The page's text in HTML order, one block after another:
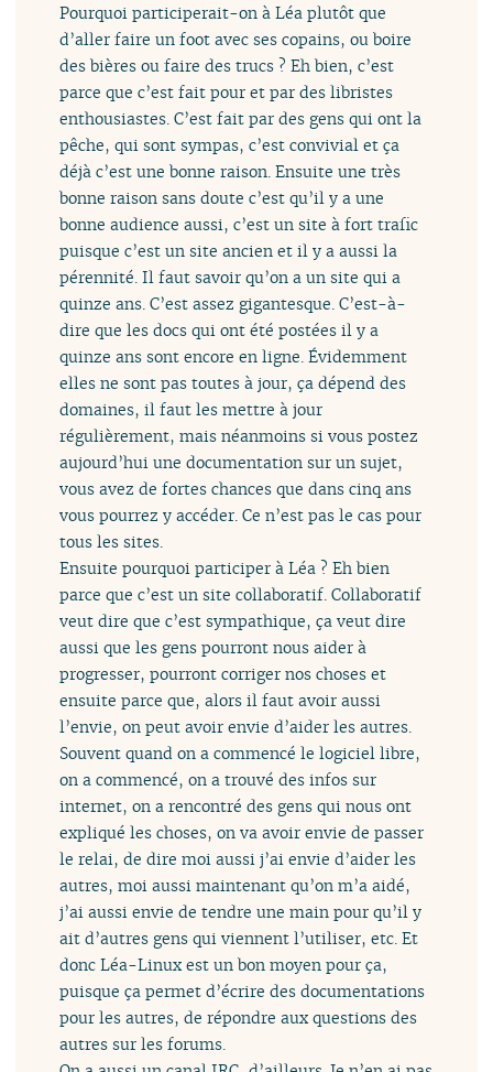
Pourquoi participerait-on à Léa plutôt que
d’aller faire un foot avec ses copains, ou boire
des bières ou faire des trucs ? Eh bien, c’est
parce que c’est fait pour et par des libristes
enthousiastes. C’est fait par des gens qui ont la
pêche, qui sont sympas, c’est convivial et ça
déjà c’est une bonne raison. Ensuite une très
bonne raison sans doute c’est qu’il y a une
bonne audience aussi, c’est un site à fort trafic
puisque c’est un site ancien et il y a aussi la
pérennité. Il faut savoir qu’on a un site qui a
quinze ans. C’est assez gigantesque. C’est-à-
dire que les docs qui ont été postées il y a
quinze ans sont encore en ligne. Évidemment
elles ne sont pas toutes à jour, ça dépend des
domaines, il faut les mettre à jour
régulièrement, mais néanmoins si vous postez
aujourd’hui une documentation sur un sujet,
vous avez de fortes chances que dans cinq ans
vous pourrez y accéder. Ce n’est pas le cas pour
tous les sites.
Ensuite pourquoi participer à Léa ? Eh bien
parce que c’est un site collaboratif. Collaboratif
veut dire que c’est sympathique, ça veut dire
aussi que les gens pourront nous aider à
progresser, pourront corriger nos choses et
ensuite parce que, alors il faut avoir aussi
l’envie, on peut avoir envie d’aider les autres.
Souvent quand on a commencé le logiciel libre,
on a commencé, on a trouvé des infos sur
internet, on a rencontré des gens qui nous ont
expliqué les choses, on va avoir envie de passer
le relai, de dire moi aussi j’ai envie d’aider les
autres, moi aussi maintenant qu’on m’a aidé,
j’ai aussi envie de tendre une main pour qu’il y
ait d’autres gens qui viennent l’utiliser, etc. Et
donc Léa-Linux est un bon moyen pour ça,
puisque ça permet d’écrire des documentations
pour les autres, de répondre aux questions des
autres sur les forums.